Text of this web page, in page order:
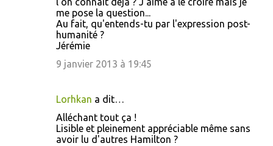
me pose la question...
Au fait, qu'entends-tu par l'expression post-
humanité ?
Jérémie
9 janvier 2013 à 19:45
Lorhkan a dit…
Alléchant tout ça !
Lisible et pleinement appréciable même sans
avoir lu d'autres Hamilton ?